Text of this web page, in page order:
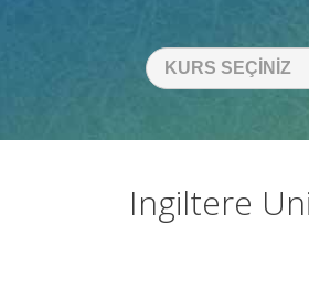
KURS SEÇINIZ
Ingiltere